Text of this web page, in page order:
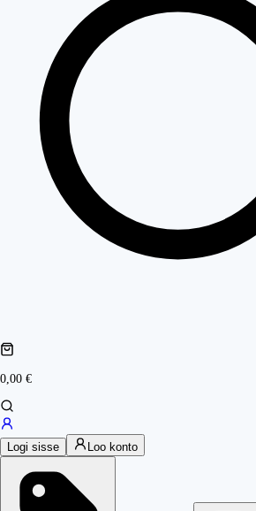
0,00 €
Logi sisse Loo konto